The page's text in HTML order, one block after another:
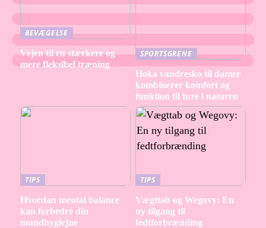
BEVÆGELSE
Vejen til en stærkere og
mere fleksibel træning
SPORTSGRENE
Hoka vandresko til damer
kombinerer komfort og
funktion til ture i naturen
TIPS
Hvordan mental balance
kan forbedre din
mundhygiejne
TIPS
Vægttab og Wegovy: En
ny tilgang til
fedtforbrænding